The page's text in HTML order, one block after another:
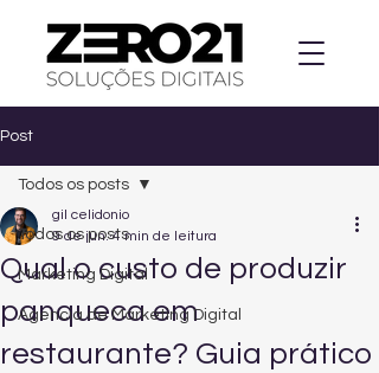
Post
Todos os posts
Marketing Digital
Agencia de Marketing Digital
Todos os posts
Qual o custo de produzir
panqueca em
restaurante? Guia prático
gil celidonio
9 de jun. 4 min de leitura